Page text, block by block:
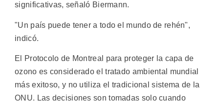
significativas, señaló Biermann.
"Un país puede tener a todo el mundo de rehén",
indicó.
El Protocolo de Montreal para proteger la capa de
ozono es considerado el tratado ambiental mundial
más exitoso, y no utiliza el tradicional sistema de la
ONU. Las decisiones son tomadas solo cuando